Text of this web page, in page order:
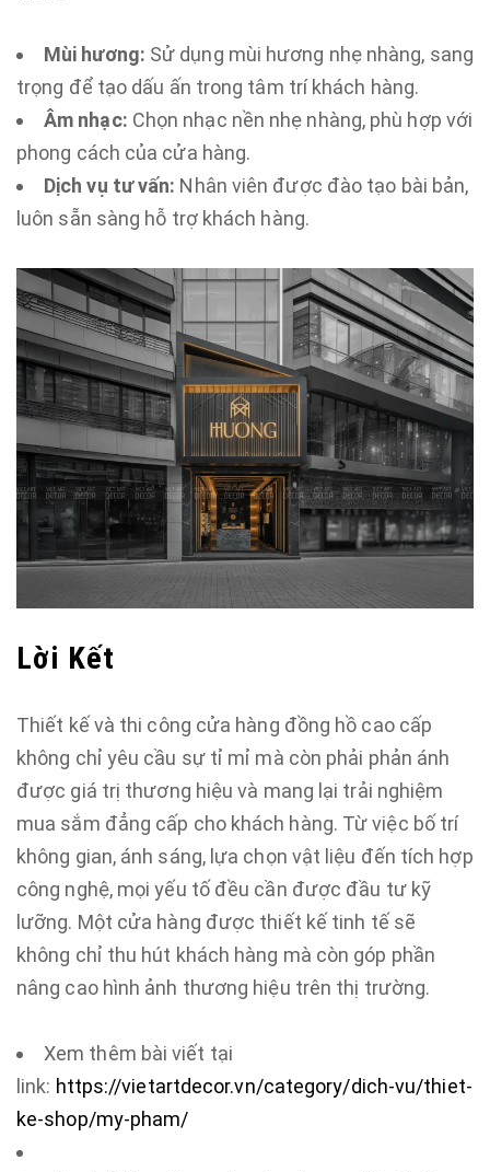
Mùi hương: Sử dụng mùi hương nhẹ nhàng, sang
trọng để tạo dấu ấn trong tâm trí khách hàng.
Âm nhạc: Chọn nhạc nền nhẹ nhàng, phù hợp với
phong cách của cửa hàng.
Dịch vụ tư vấn: Nhân viên được đào tạo bài bản,
luôn sẵn sàng hỗ trợ khách hàng.
Lời Kết
Thiết kế và thi công cửa hàng đồng hồ cao cấp
không chỉ yêu cầu sự tỉ mỉ mà còn phải phản ánh
được giá trị thương hiệu và mang lại trải nghiệm
mua sắm đẳng cấp cho khách hàng. Từ việc bố trí
không gian, ánh sáng, lựa chọn vật liệu đến tích hợp
công nghệ, mọi yếu tố đều cần được đầu tư kỹ
lưỡng. Một cửa hàng được thiết kế tinh tế sẽ
không chỉ thu hút khách hàng mà còn góp phần
nâng cao hình ảnh thương hiệu trên thị trường.
Xem thêm bài viết tại
link: https://vietartdecor.vn/category/dich-vu/thiet-
ke-shop/my-pham/